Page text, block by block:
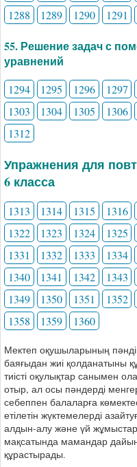
1288
1289 1290 1291
55. Решение задач с
уравнений
1294 1295 1296 1297
1303
1304 1305 1306
1312
Упражнения для
6 класса
1313 1314 1315 1316
1322
1323 1324 1325
1331
1332 1333 1334
1340
1341 1342 1343
1349
1350 1351 1352
1358
1359 1360
Мектеп оқушыларының
баяғыдан жиі қолданатыны
тиісті оқулықтар санымен
отыр, ал осы пәндерді
себеппен балаларға
етілетін жүктемелерді
алдын-алу және үй
мақсатында мамандар
құрастырады.